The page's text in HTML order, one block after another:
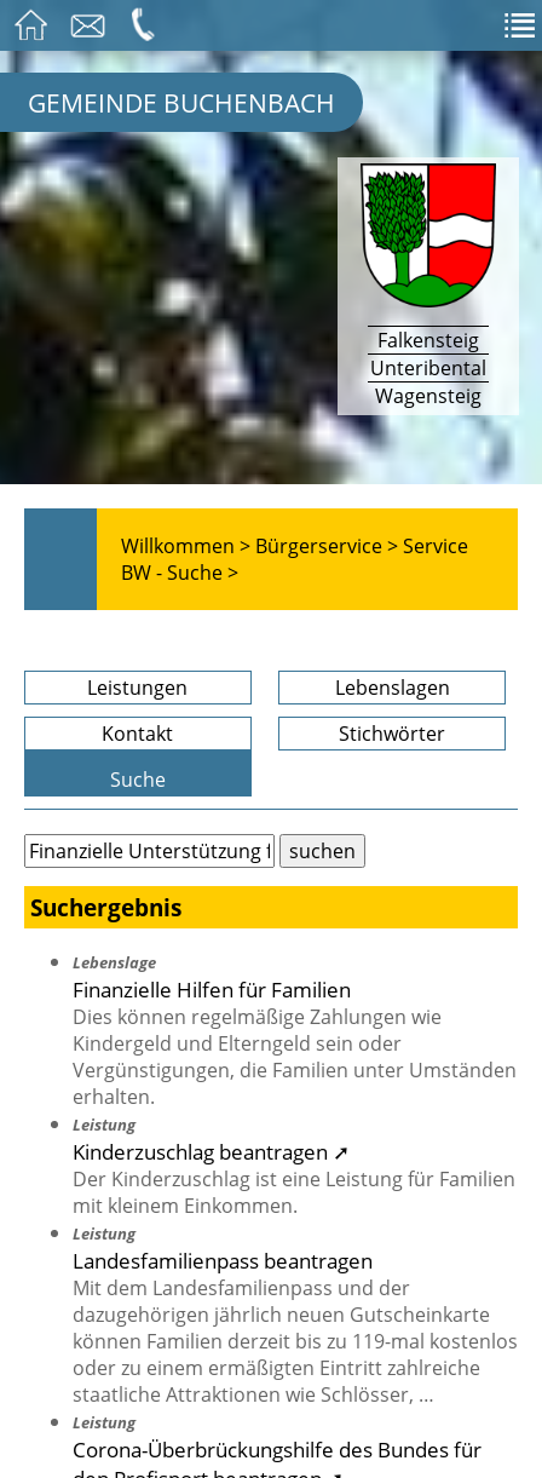
GEMEINDE BUCHENBACH
Falkensteig
Unteribental
Wagensteig
Willkommen > Bürgerservice >Service
BW - Suche >
Leistungen
Lebenslagen
Kontakt
Stichwörter
Suche
Suchergebnis
Lebenslage
Finanzielle Hilfen für Familien
Dies können regelmäßige Zahlungen wie
Kindergeld und Elterngeld sein oder
Vergünstigungen, die Familien unter Umständen
erhalten.
Leistung
Kinderzuschlag beantragen ➚
Der Kinderzuschlag ist eine Leistung für Familien
mit kleinem Einkommen.
Leistung
Landesfamilienpass beantragen
Mit dem Landesfamilienpass und der
dazugehörigen jährlich neuen Gutscheinkarte
können Familien derzeit bis zu 119-mal kostenlos
oder zu einem ermäßigten Eintritt zahlreiche
staatliche Attraktionen wie Schlösser, …
Leistung
Corona-Überbrückungshilfe des Bundes für